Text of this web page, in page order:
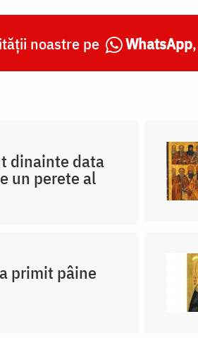
noastre pe WhatsApp,
dinainte data
un perete al
primit pâine